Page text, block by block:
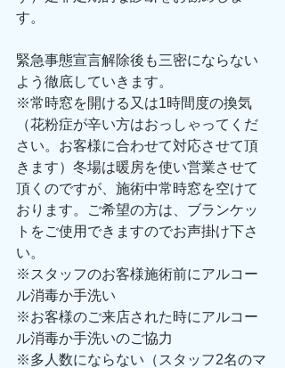
す。
緊急事態宣言解除後も三密にならない
よう徹底していきます。
※常時窓を開ける又は1時間度の換気
（花粉症が辛い方はおっしゃってくだ
さい。お客様に合わせて対応させて頂
きます）冬場は暖房を使い営業させて
頂くのですが、施術中常時窓を空けて
おります。ご希望の方は、ブランケッ
トをご使用できますのでお声掛け下さ
い。
※スタッフのお客様施術前にアルコー
ル消毒か手洗い
※お客様のご来店された時にアルコー
ル消毒か手洗いのご協力
※多人数にならない（スタッフ2名のマ